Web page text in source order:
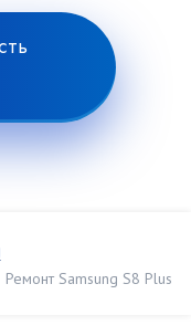
Ремонт Samsung S8 Plus